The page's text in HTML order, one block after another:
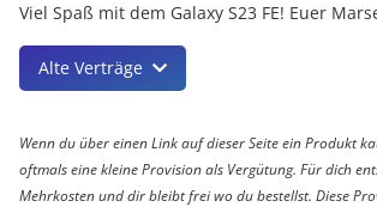
Viel Spaß mit dem Galaxy S23 FE! Euer
Alte Verträge
Wenn du über einen Link auf dieser Seite ein Produkt
oftmals eine kleine Provision als Vergütung. Für dich
Mehrkosten und dir bleibt frei wo du bestellst. Diese